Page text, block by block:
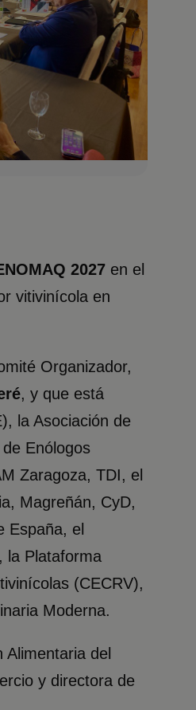
2027 en el
vitivinícola en
Organizador,
, y que está
la Asociación de
Enólogos
Zaragoza, TDI, el
Magreñán, CyD,
España, el
la Plataforma
(CECRV),
Moderna.
del
y directora de